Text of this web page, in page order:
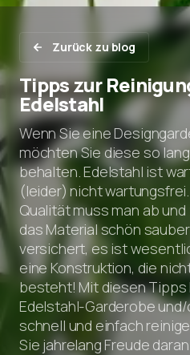
Zurück zu blog
Tipps zur
Edelstahl
Wenn Sie eine
möchten Sie diese so
behalten. Edelstahl ist
(leider) nicht
Qualität muss man ab
das Material schön
versichert, es ist
eine Konstruktion, die
besteht! Mit diesen Tipps
Edelstahl-Garderobe und/
schnell und einfach
Sie jahrelang Freude